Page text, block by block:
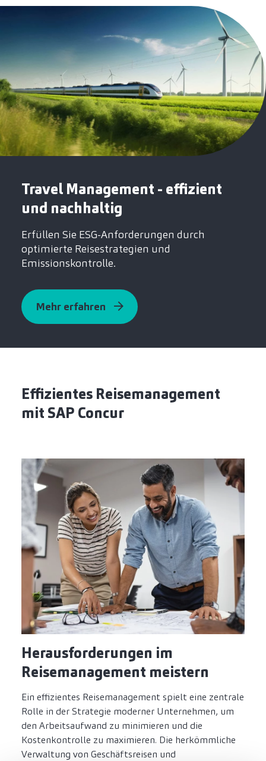
Travel Management - effizient
und nachhaltig
Erfüllen Sie ESG-Anforderungen durch
optimierte Reisestrategien und
Emissionskontrolle.
Mehr erfahren
Effizientes Reisemanagement
mit SAP Concur
Herausforderungen im
Reisemanagement meistern
Ein effizientes Reisemanagement spielt eine zentrale
Rolle in der Strategie moderner Unternehmen, um
den Arbeitsaufwand zu minimieren und die
Kostenkontrolle zu maximieren. Die herkömmliche
Verwaltung von Geschäftsreisen und